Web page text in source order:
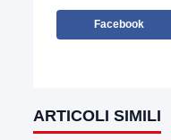
Facebook
ARTICOLI SIMILI